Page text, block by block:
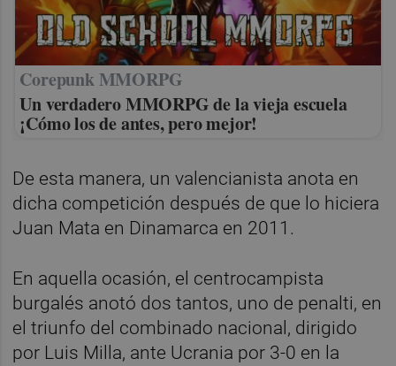
Corepunk MMORPG
Un verdadero MMORPG de la vieja escuela
¡Cómo los de antes, pero mejor!
De esta manera, un valencianista anota en
dicha competición después de que lo hiciera
Juan Mata en Dinamarca en 2011.
En aquella ocasión, el centrocampista
burgalés anotó dos tantos, uno de penalti, en
el triunfo del combinado nacional, dirigido
por Luis Milla, ante Ucrania por 3-0 en la